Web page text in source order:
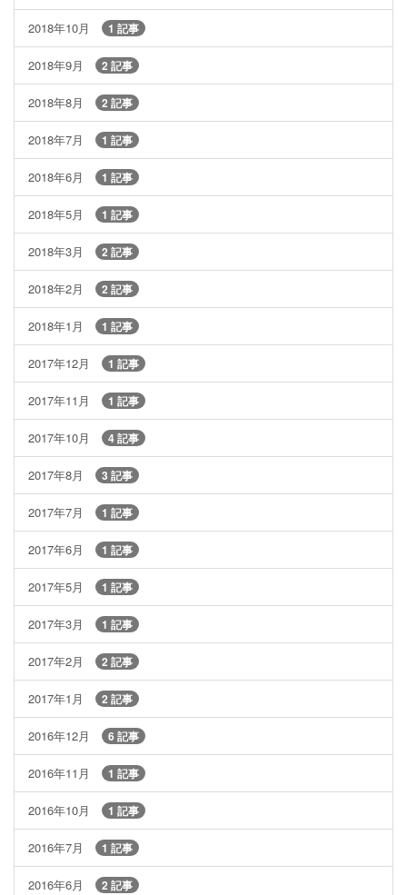
2018年10月 1 記事
2018年9月 2 記事
2018年8月 2 記事
2018年7月 1 記事
2018年6月 1 記事
2018年5月 1 記事
2018年3月 2 記事
2018年2月 2 記事
2018年1月 1 記事
2017年12月 1 記事
2017年11月 1 記事
2017年10月 4 記事
2017年8月 3 記事
2017年7月 1 記事
2017年6月 1 記事
2017年5月 1 記事
2017年3月 1 記事
2017年2月 2 記事
2017年1月 2 記事
2016年12月 6 記事
2016年11月 1 記事
2016年10月 1 記事
2016年7月 1 記事
2016年6月 2 記事